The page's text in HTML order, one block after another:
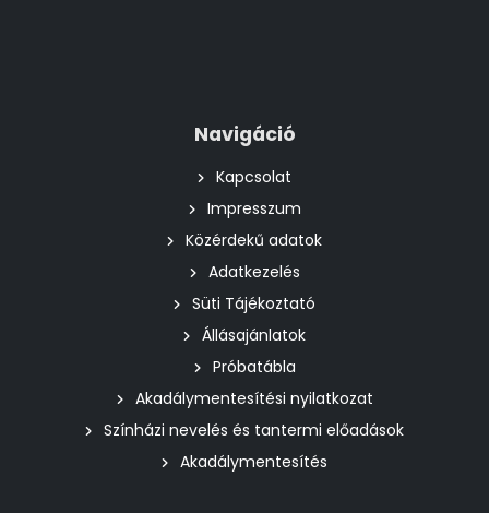
Navigáció
Kapcsolat
Impresszum
Közérdekű adatok
Adatkezelés
Süti Tájékoztató
Állásajánlatok
Próbatábla
Akadálymentesítési nyilatkozat
Színházi nevelés és tantermi előadások
Akadálymentesítés